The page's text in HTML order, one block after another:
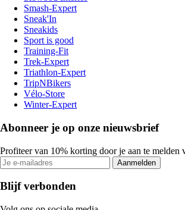
Smash-Expert
Sneak'In
Sneakids
Sport is good
Training-Fit
Trek-Expert
Triathlon-Expert
TripNBikers
Vélo-Store
Winter-Expert
Abonneer je op onze nieuwsbrief
Profiteer van 10% korting door je aan te melden
Aanmelden
Blijf verbonden